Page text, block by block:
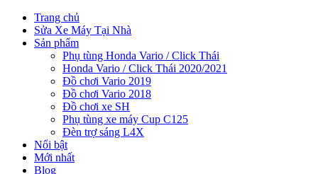
Trang chủ
Sửa Xe Máy Tại Nhà
Sản phẩm
Phụ tùng Honda Vario / Click Thái
Honda Vario / Click Thái 2020/2021
Đồ chơi Vario 2019
Đồ chơi Vario 2018
Đồ chơi xe SH
Phụ tùng xe máy Cup C125
Đèn trợ sáng L4X
Nổi bật
Mới nhất
Blog